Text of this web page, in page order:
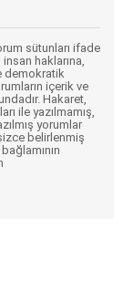
sütunları ifade
haklarına,
demokratik
içerik ve
Hakaret,
ile yazılmamış,
yorumlar
belirlenmiş